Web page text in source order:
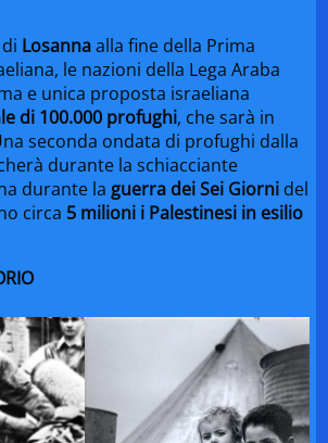
Losannaalla fine della Prima
le nazioni della Lega Araba
e unica proposta israeliana
di 100.000 profughi, che sarà in
seconda ondata di profughi dalla
durante la schiacciante
durante la guerra dei Sei Giorni del
circa 5 milioni i Palestinesi in esilio